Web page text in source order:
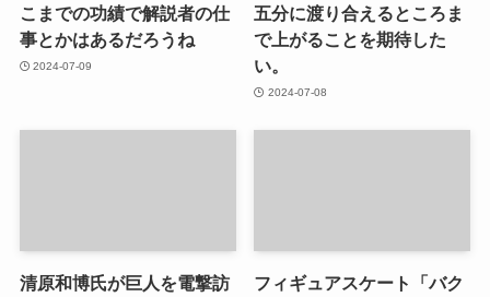
こまでの功績で解説者の仕
事とかはあるだろうね
2024-07-09
五分に渡り合えるところま
で上がることを期待した
い。
2024-07-08
清原和博氏が巨人を電撃訪
フィギュアスケート「バク